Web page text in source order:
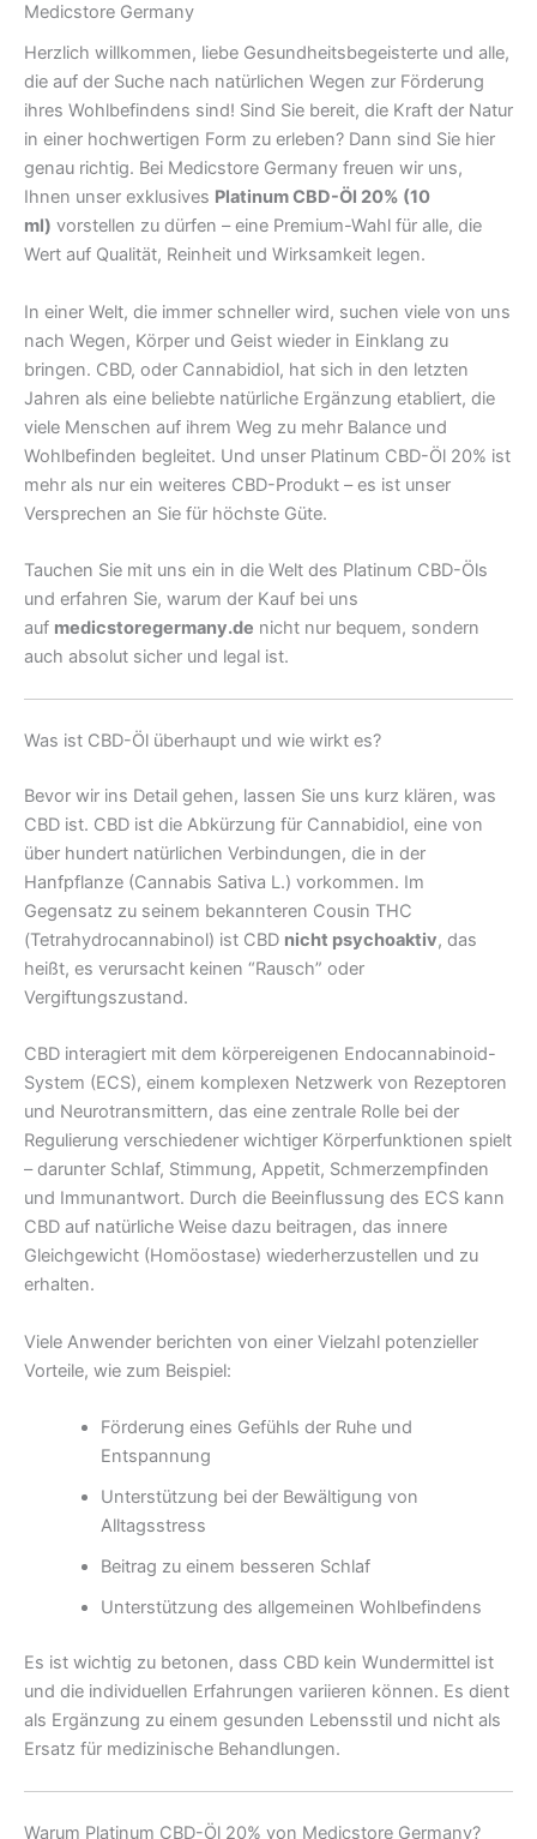
Medicstore Germany
Herzlich willkommen, liebe Gesundheitsbegeisterte und alle,
die auf der Suche nach natürlichen Wegen zur Förderung
ihres Wohlbefindens sind! Sind Sie bereit, die Kraft der Natur
in einer hochwertigen Form zu erleben? Dann sind Sie hier
genau richtig. Bei Medicstore Germany freuen wir uns,
Ihnen unser exklusives Platinum CBD-Öl 20% (10
ml) vorstellen zu dürfen – eine Premium-Wahl für alle, die
Wert auf Qualität, Reinheit und Wirksamkeit legen.
In einer Welt, die immer schneller wird, suchen viele von uns
nach Wegen, Körper und Geist wieder in Einklang zu
bringen. CBD, oder Cannabidiol, hat sich in den letzten
Jahren als eine beliebte natürliche Ergänzung etabliert, die
viele Menschen auf ihrem Weg zu mehr Balance und
Wohlbefinden begleitet. Und unser Platinum CBD-Öl 20% ist
mehr als nur ein weiteres CBD-Produkt – es ist unser
Versprechen an Sie für höchste Güte.
Tauchen Sie mit uns ein in die Welt des Platinum CBD-Öls
und erfahren Sie, warum der Kauf bei uns
auf medicstoregermany.de nicht nur bequem, sondern
auch absolut sicher und legal ist.
Was ist CBD-Öl überhaupt und wie wirkt es?
Bevor wir ins Detail gehen, lassen Sie uns kurz klären, was
CBD ist. CBD ist die Abkürzung für Cannabidiol, eine von
über hundert natürlichen Verbindungen, die in der
Hanfpflanze (Cannabis Sativa L.) vorkommen. Im
Gegensatz zu seinem bekannteren Cousin THC
(Tetrahydrocannabinol) ist CBD nicht psychoaktiv, das
heißt, es verursacht keinen “Rausch” oder
Vergiftungszustand.
CBD interagiert mit dem körpereigenen Endocannabinoid-
System (ECS), einem komplexen Netzwerk von Rezeptoren
und Neurotransmittern, das eine zentrale Rolle bei der
Regulierung verschiedener wichtiger Körperfunktionen spielt
– darunter Schlaf, Stimmung, Appetit, Schmerzempfinden
und Immunantwort. Durch die Beeinflussung des ECS kann
CBD auf natürliche Weise dazu beitragen, das innere
Gleichgewicht (Homöostase) wiederherzustellen und zu
erhalten.
Viele Anwender berichten von einer Vielzahl potenzieller
Vorteile, wie zum Beispiel:
Förderung eines Gefühls der Ruhe und
Entspannung
Unterstützung bei der Bewältigung von
Alltagsstress
Beitrag zu einem besseren Schlaf
Unterstützung des allgemeinen Wohlbefindens
Es ist wichtig zu betonen, dass CBD kein Wundermittel ist
und die individuellen Erfahrungen variieren können. Es dient
als Ergänzung zu einem gesunden Lebensstil und nicht als
Ersatz für medizinische Behandlungen.
Warum Platinum CBD-Öl 20% von Medicstore Germany?